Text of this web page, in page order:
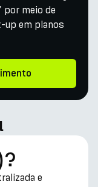
por meio de
up em planos
e